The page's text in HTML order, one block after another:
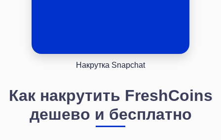
Накрутка Snapchat
Как накрутить FreshCoins
дешево и бесплатно